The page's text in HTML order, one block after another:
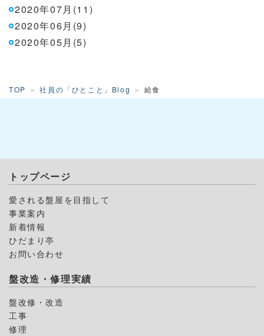
2020年07月(11)
2020年06月(9)
2020年05月(5)
TOP 社員の「ひとこと」Blog 給食
トップページ
愛される盤屋を目指して
事業案内
新着情報
ひだまり亭
お問い合わせ
盤改造・修理実績
盤改修・改造
工事
修理